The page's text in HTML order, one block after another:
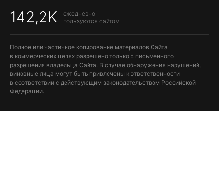
142,2K
ежедневно
пользуются сайтом
Полное или частичное копирование материалов Сайта
в коммерческих целях разрешено только с письменного
разрешения владельца Сайта. В случае обнаружения нарушений,
виновные лица могут быть привлечены к ответственности
в соответствии с действующим законодательством Российской
Федерации.